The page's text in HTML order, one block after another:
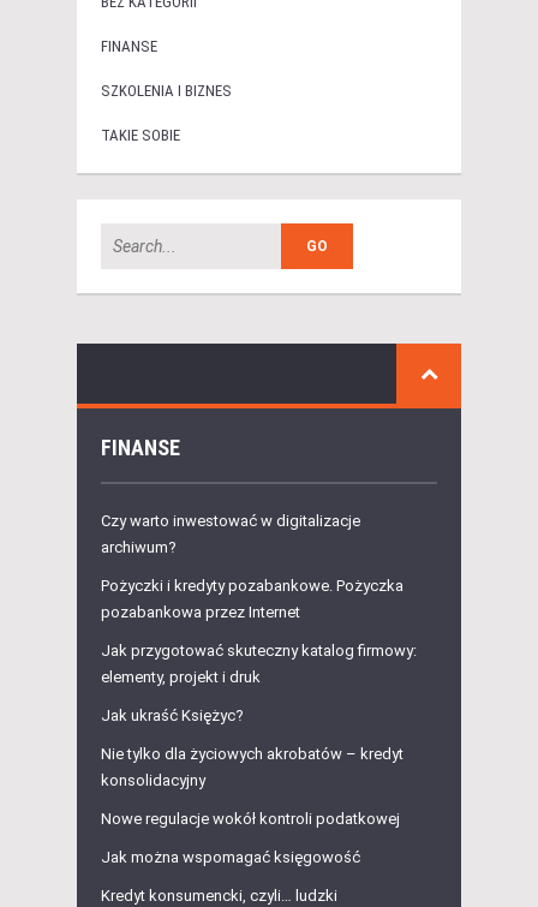
FINANSE
SZKOLENIA I BIZNES
TAKIE SOBIE
FINANSE
Czy warto inwestować w digitalizacje
archiwum?
Pożyczki i kredyty pozabankowe. Pożyczka
pozabankowa przez Internet
Jak przygotować skuteczny katalog firmowy:
elementy, projekt i druk
Jak ukraść Księżyc?
Nie tylko dla życiowych akrobatów – kredyt
konsolidacyjny
Nowe regulacje wokół kontroli podatkowej
Jak można wspomagać księgowość
Kredyt konsumencki, czyli… ludzki